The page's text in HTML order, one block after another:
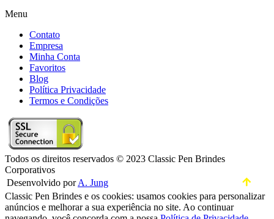
Menu
Contato
Empresa
Minha Conta
Favoritos
Blog
Política Privacidade
Termos e Condições
Todos os direitos reservados © 2023 Classic Pen Brindes
Corporativos
Desenvolvido porA. Jung
Classic Pen Brindes e os cookies: usamos cookies para personalizar
anúncios e melhorar a sua experiência no site. Ao continuar